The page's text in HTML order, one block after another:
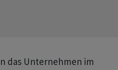
das Unternehmen im